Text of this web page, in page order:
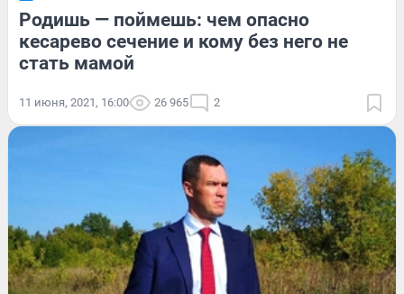
Родишь — поймешь: чем опасно
кесарево сечение и кому без него не
стать мамой
11 июня, 2021, 16:00 26 965 2